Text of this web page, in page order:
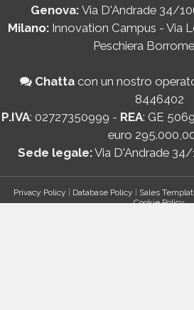
Genova: Via D'Andrade 34/
Milano: Innovation Campus - Via
Peschiera
Chatta con un nostro
8446402
P.IVA: 02727350999 - REA: GE
euro
Sede legale:Via D'Andrade
Privacy Policy | Database Policy | Sales
Cookie Policy